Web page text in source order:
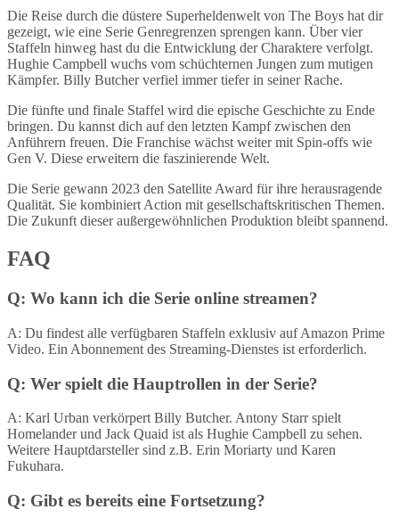
Die Reise durch die düstere Superheldenwelt von The Boys hat dir
gezeigt, wie eine Serie Genregrenzen sprengen kann. Über vier
Staffeln hinweg hast du die Entwicklung der Charaktere verfolgt.
Hughie Campbell wuchs vom schüchternen Jungen zum mutigen
Kämpfer. Billy Butcher verfiel immer tiefer in seiner Rache.
Die fünfte und finale Staffel wird die epische Geschichte zu Ende
bringen. Du kannst dich auf den letzten Kampf zwischen den
Anführern freuen. Die Franchise wächst weiter mit Spin-offs wie
Gen V. Diese erweitern die faszinierende Welt.
Die Serie gewann 2023 den Satellite Award für ihre herausragende
Qualität. Sie kombiniert Action mit gesellschaftskritischen Themen.
Die Zukunft dieser außergewöhnlichen Produktion bleibt spannend.
FAQ
Q: Wo kann ich die Serie online streamen?
A: Du findest alle verfügbaren Staffeln exklusiv auf Amazon Prime
Video. Ein Abonnement des Streaming-Dienstes ist erforderlich.
Q: Wer spielt die Hauptrollen in der Serie?
A: Karl Urban verkörpert Billy Butcher. Antony Starr spielt
Homelander und Jack Quaid ist als Hughie Campbell zu sehen.
Weitere Hauptdarsteller sind z.B. Erin Moriarty und Karen
Fukuhara.
Q: Gibt es bereits eine Fortsetzung?